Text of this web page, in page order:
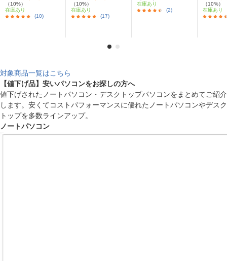
（10%）
在庫あり
(10)
（10%）
在庫あり
(17)
在庫あり
(2)
（10%）
在庫あり
対象商品一覧はこちら
【値下げ品】安いパソコンをお探しの方へ
値下げされたノートパソコン・デスクトップパソコンをまとめてご紹介
します。安くてコストパフォーマンスに優れたノートパソコンやデスク
トップを多数ラインアップ。
ノートパソコン